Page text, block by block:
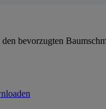
bevorzugten